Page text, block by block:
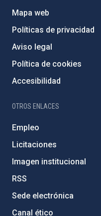
Mapa web
Políticas de privacidad
Aviso legal
Política de cookies
Accesibilidad
OTROS ENLACES
Empleo
Licitaciones
Imagen institucional
RSS
Sede electrónica
Canal ético